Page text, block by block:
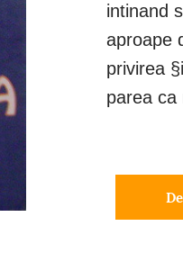
intinand
aproape
privirea
parea ca